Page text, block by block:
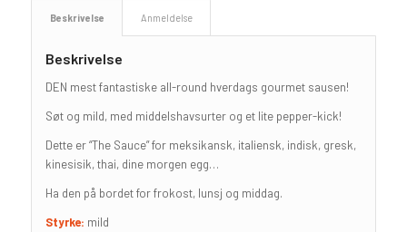
Beskrivelse Anmeldelse
Beskrivelse
DEN mest fantastiske all-round hverdags gourmet sausen!
Søt og mild, med middelshavsurter og et lite pepper-kick!
Dette er “The Sauce” for meksikansk, italiensk, indisk, gresk,
kinesisik, thai, dine morgen egg…
Ha den på bordet for frokost, lunsj og middag.
Styrke: mild